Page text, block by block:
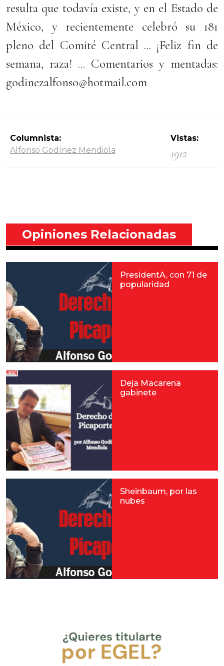
resulta que todavía existe, y en el Estado de
México, y recientemente celebró su 181
pleno del Comité Central ... ¡Feliz fin de
semana, raza! ... Comentarios y mentadas:
godinezalfonso@hotmail.com
Columnista:
Alfonso Godínez Mendiola
Vistas:
1912
Opiniones Relacionadas
PresidentA, con 71 de
popularidad
Deja Macarena
gabinete
Sheinbaum, por las
nubes